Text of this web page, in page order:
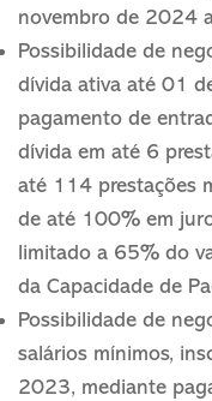
novembro de 2024
Possibilidade de
dívida ativa até 01
pagamento de
dívida em até 6
até 114 prestações
de até 100% em
limitado a 65% do
da Capacidade de
Possibilidade de
salários mínimos,
2023, mediante